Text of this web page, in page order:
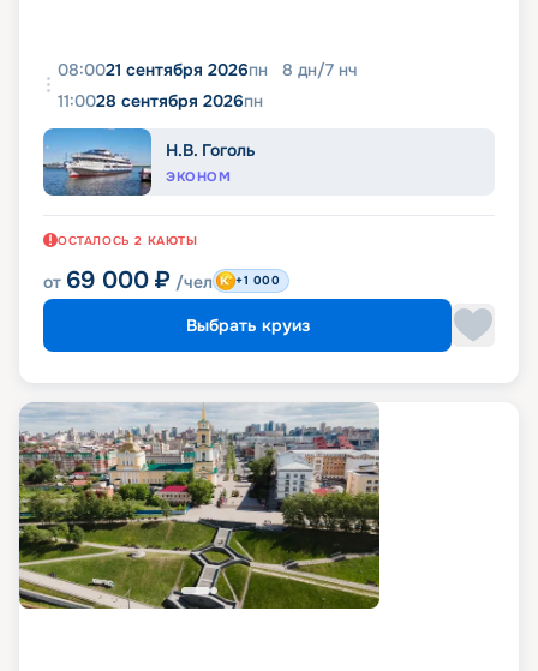
08:0021 сентября 2026пн 8 дн/7 нч
11:0028 сентября 2026пн
Н.В. Гоголь
ЭКОНОМ
ОСТАЛОСЬ 2 КАЮТЫ
от 69 000 ₽ /чел +1 000
Выбрать круиз